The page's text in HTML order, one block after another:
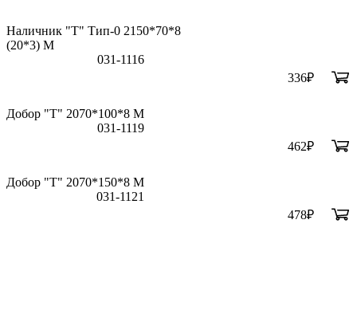
Наличник "Т" Тип-0 2150*70*8
(20*3) M
031-1116
336₽
Добор "Т" 2070*100*8 М
031-1119
462₽
Добор "Т" 2070*150*8 М
031-1121
478₽